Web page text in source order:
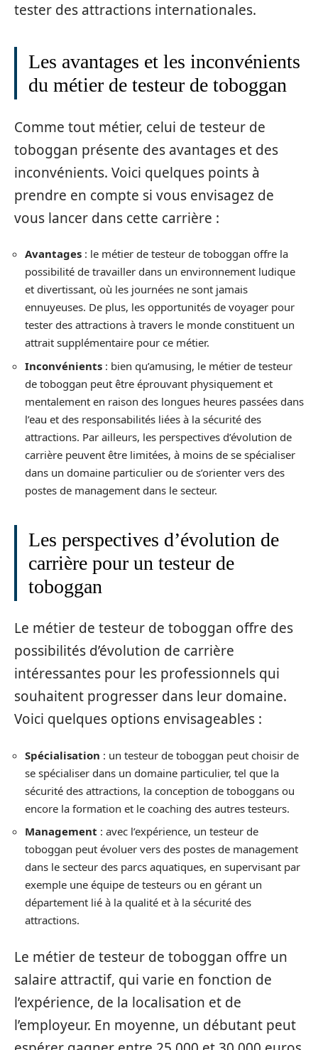
tester des attractions internationales.
Les avantages et les inconvénients
du métier de testeur de toboggan
Comme tout métier, celui de testeur de
toboggan présente des avantages et des
inconvénients. Voici quelques points à
prendre en compte si vous envisagez de
vous lancer dans cette carrière :
Avantages : le métier de testeur de toboggan offre la
possibilité de travailler dans un environnement ludique
et divertissant, où les journées ne sont jamais
ennuyeuses. De plus, les opportunités de voyager pour
tester des attractions à travers le monde constituent un
attrait supplémentaire pour ce métier.
Inconvénients : bien qu’amusing, le métier de testeur
de toboggan peut être éprouvant physiquement et
mentalement en raison des longues heures passées dans
l’eau et des responsabilités liées à la sécurité des
attractions. Par ailleurs, les perspectives d’évolution de
carrière peuvent être limitées, à moins de se spécialiser
dans un domaine particulier ou de s’orienter vers des
postes de management dans le secteur.
Les perspectives d’évolution de
carrière pour un testeur de
toboggan
Le métier de testeur de toboggan offre des
possibilités d’évolution de carrière
intéressantes pour les professionnels qui
souhaitent progresser dans leur domaine.
Voici quelques options envisageables :
Spécialisation : un testeur de toboggan peut choisir de
se spécialiser dans un domaine particulier, tel que la
sécurité des attractions, la conception de toboggans ou
encore la formation et le coaching des autres testeurs.
Management : avec l’expérience, un testeur de
toboggan peut évoluer vers des postes de management
dans le secteur des parcs aquatiques, en supervisant par
exemple une équipe de testeurs ou en gérant un
département lié à la qualité et à la sécurité des
attractions.
Le métier de testeur de toboggan offre un
salaire attractif, qui varie en fonction de
l’expérience, de la localisation et de
l’employeur. En moyenne, un débutant peut